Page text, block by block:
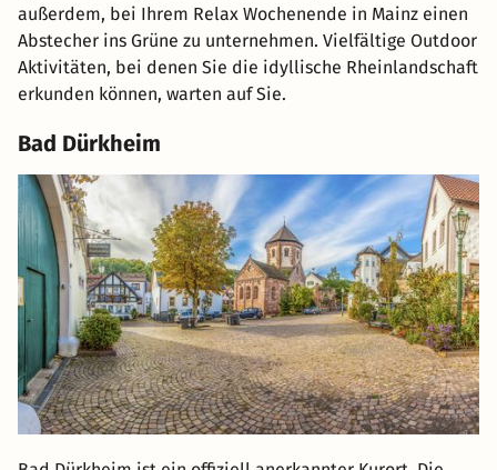
außerdem, bei Ihrem Relax Wochenende in Mainz einen
Abstecher ins Grüne zu unternehmen. Vielfältige Outdoor
Aktivitäten, bei denen Sie die idyllische Rheinlandschaft
erkunden können, warten auf Sie.
Bad Dürkheim